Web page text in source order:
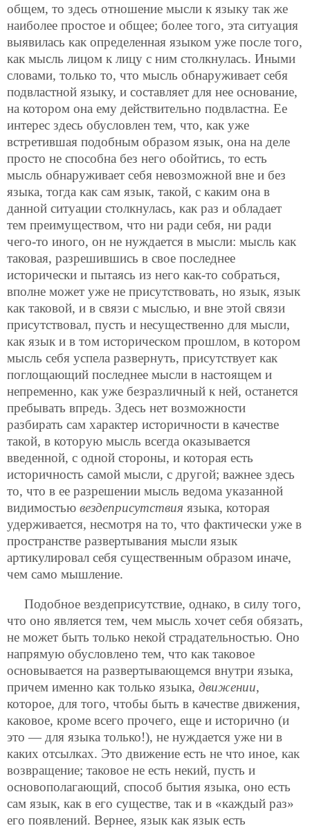
общем, то здесь отношение мысли к языку так же
наиболее простое и общее; более того, эта ситуация
выявилась как определенная языком уже после того,
как мысль лицом к лицу с ним столкнулась. Иными
словами, только то, что мысль обнаруживает себя
подвластной языку, и составляет для нее основание,
на котором она ему действительно подвластна. Ее
интерес здесь обусловлен тем, что, как уже
встретившая подобным образом язык, она на деле
просто не способна без него обойтись, то есть
мысль обнаруживает себя невозможной вне и без
языка, тогда как сам язык, такой, с каким она в
данной ситуации столкнулась, как раз и обладает
тем преимуществом, что ни ради себя, ни ради
чего-то иного, он не нуждается в мысли: мысль как
таковая, разрешившись в свое последнее
исторически и пытаясь из него как-то собраться,
вполне может уже не присутствовать, но язык, язык
как таковой, и в связи с мыслью, и вне этой связи
присутствовал, пусть и несущественно для мысли,
как язык и в том историческом прошлом, в котором
мысль себя успела развернуть, присутствует как
поглощающий последнее мысли в настоящем и
непременно, как уже безразличный к ней, останется
пребывать впредь. Здесь нет возможности
разбирать сам характер историчности в качестве
такой, в которую мысль всегда оказывается
введенной, с одной стороны, и которая есть
историчность самой мысли, с другой; важнее здесь
то, что в ее разрешении мысль ведома указанной
видимостью вездеприсутствия языка, которая
удерживается, несмотря на то, что фактически уже в
пространстве развертывания мысли язык
артикулировал себя существенным образом иначе,
чем само мышление.
Подобное вездеприсутствие, однако, в силу того,
что оно является тем, чем мысль хочет себя обязать,
не может быть только некой страдательностью. Оно
напрямую обусловлено тем, что как таковое
основывается на развертывающемся внутри языка,
причем именно как только языка, движении,
которое, для того, чтобы быть в качестве движения,
каковое, кроме всего прочего, еще и исторично (и
это — для языка только!), не нуждается уже ни в
каких отсылках. Это движение есть не что иное, как
возвращение; таковое не есть некий, пусть и
основополагающий, способ бытия языка, оно есть
сам язык, как в его существе, так и в «каждый раз»
его появлений. Вернее, язык как язык есть